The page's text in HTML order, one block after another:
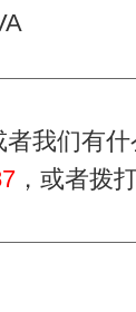
我们有
，或者拨